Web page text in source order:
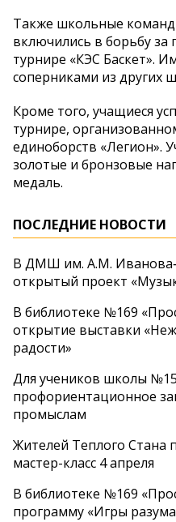
Также школьные
включились в борьбу за
турнире «КЭС Баскет».
соперниками из других
Кроме того, учащиеся
турнире,
единоборств «Легион».
золотые и бронзовые
медаль.
ПОСЛЕДНИЕ НОВОСТИ
В ДМШ им. А.М.
открытый проект
В библиотеке №169
открытие выставки
радости»
Для учеников школы
профориентационное
промыслам
Жителей Теплого Стана
мастер-класс 4 апреля
В библиотеке №169
программу «Игры